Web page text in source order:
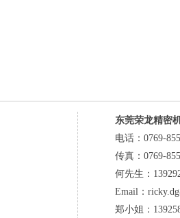
东莞荣龙精密
电话：0769-
传真：0769-
何先生：
Email：
郑小姐：